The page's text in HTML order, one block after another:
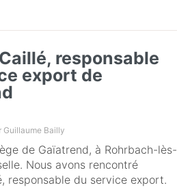
responsable
export de
Guillaume Bailly
de Gaïatrend, à Rohrbach-lès-
Nous avons rencontré
responsable du service export.